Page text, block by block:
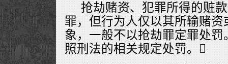
抢劫赌资、犯罪所得的赃
罪，但行为人仅以其所输赌
象，一般不以抢劫罪定罪处
照刑法的相关规定处罚。